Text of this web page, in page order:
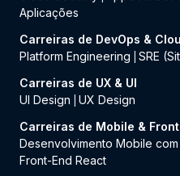
Aplicações
Carreiras de DevOps &
Platform Engineering
SRE
Carreiras de UX & UI
UI Design
UX Design
Carreiras de Mobile &
Desenvolvimento Mobile
Front-End React